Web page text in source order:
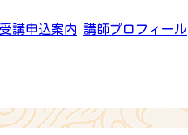
受講申込案内 講師プロフィール